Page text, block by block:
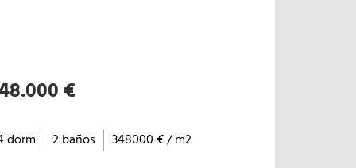
€
dorm 2 baños 348000 € / m2